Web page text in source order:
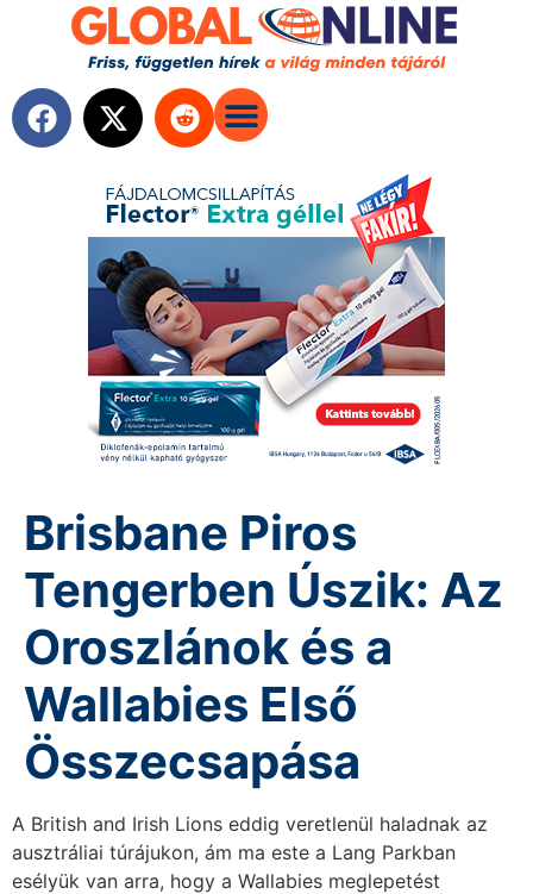
Brisbane Piros
Tengerben Úszik: Az
Oroszlánok és a
Wallabies Első
Összecsapása
A British and Irish Lions eddig veretlenül haladnak az
ausztráliai túrájukon, ám ma este a Lang Parkban
esélyük van arra, hogy a Wallabies meglepetést